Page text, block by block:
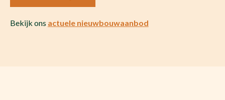
Bekijk ons actuele nieuwbouwaanbod